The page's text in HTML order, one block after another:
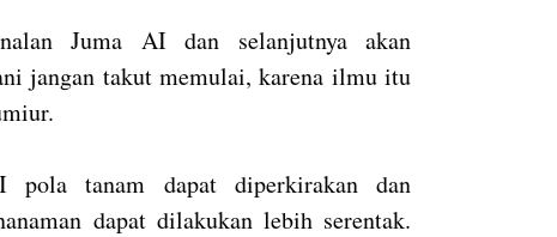
Juma AI dan selanjutnya akan
jangan takut memulai, karena ilmu itu
tanam dapat diperkirakan dan
dapat dilakukan lebih serentak.